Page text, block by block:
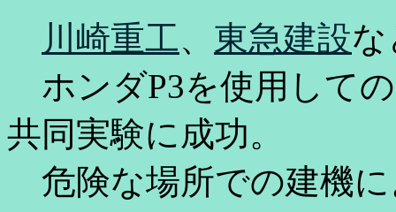
川崎重工、 東急建設な
ホンダP3を使用して
共同実験に成功。
危険な場所での建機